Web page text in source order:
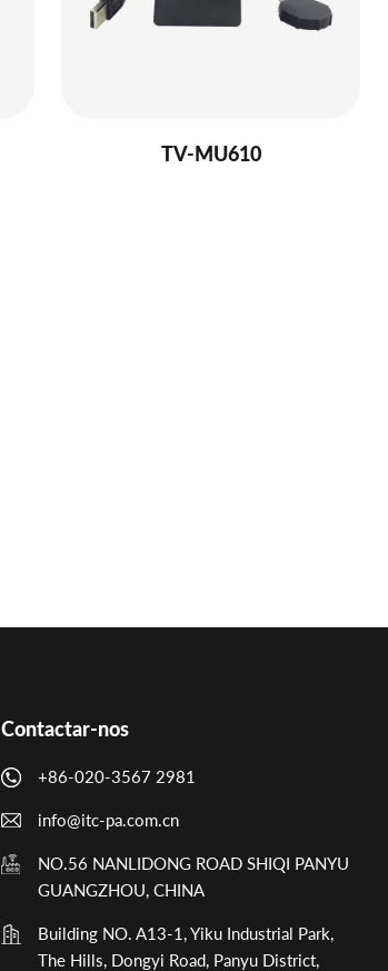
TV-MU610
Contactar-nos
+86-020-3567 2981
info@itc-pa.com.cn
NO.56 NANLIDONG ROAD SHIQI PANYU
GUANGZHOU, CHINA
Building NO. A13-1, Yiku Industrial Park,
The Hills, Dongyi Road, Panyu District,